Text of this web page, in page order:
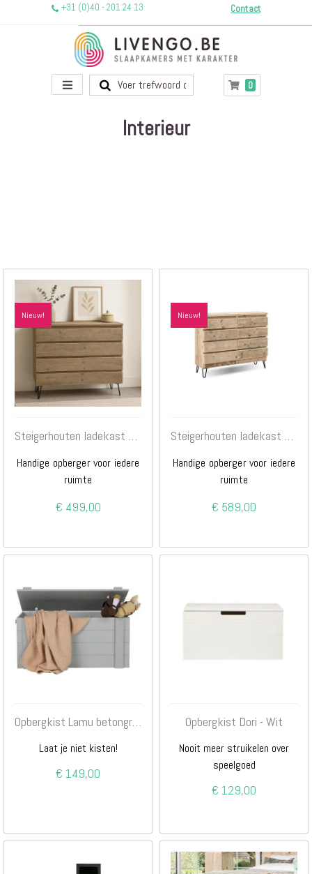
+31 (0)40 - 201 24 13 Contact
Toggle
Winkelwagen
0producten
Interieur
Nieuw!
Steigerhouten ladekast Donny 4 lades
Handige opberger voor iedere
ruimte
€ 499,00
Nieuw!
Steigerhouten ladekast Donny 8 lades
Handige opberger voor iedere
ruimte
€ 589,00
Opbergkist Lamu betongrijs
Laat je niet kisten!
€ 149,00
Opbergkist Dori - Wit
Nooit meer struikelen over
speelgoed
€ 129,00